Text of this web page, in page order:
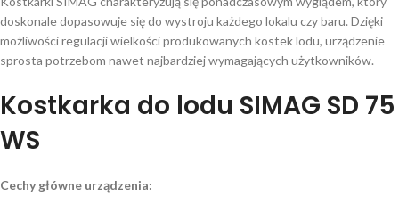
doskonale dopasowuje się do wystroju każdego lokalu czy baru. Dzięki
możliwości regulacji wielkości produkowanych kostek lodu, urządzenie
sprosta potrzebom nawet najbardziej wymagających użytkowników.
Kostkarka do lodu SIMAG SD 75
WS
Cechy główne urządzenia: